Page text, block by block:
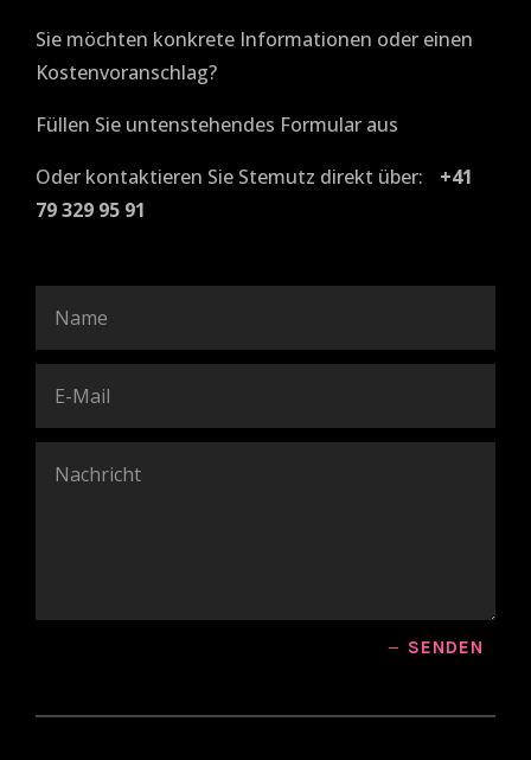
Sie möchten konkrete Informationen oder einen
Kostenvoranschlag?
Füllen Sie untenstehendes Formular aus
Oder kontaktieren Sie Stemutz direkt über: +41
79 329 95 91
SENDEN